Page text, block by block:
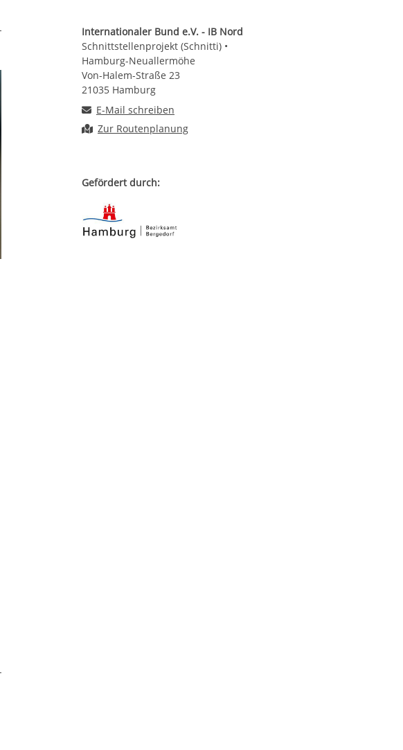
Internationaler Bund e.V. - IB Nord
Schnittstellenprojekt (Schnitti) •
Hamburg-Neuallermöhe
Von-Halem-Straße 23
21035 Hamburg
E-Mail an Schnittstellenprojekt (Schnitti) • Hamburg-Neuallermöhe
E-Mail schreiben
Route planen
Zur Routenplanung
Gefördert durch: